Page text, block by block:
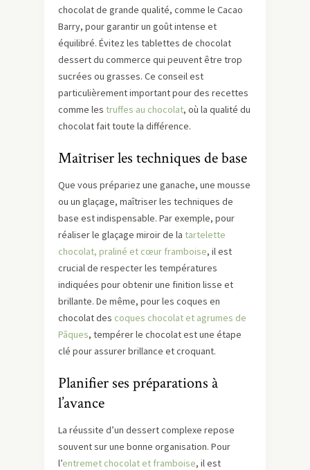
chocolat de grande qualité, comme le Cacao
Barry, pour garantir un goût intense et
équilibré. Évitez les tablettes de chocolat
dessert du commerce qui peuvent être trop
sucrées ou grasses. Ce conseil est
particulièrement important pour des recettes
comme les truffes au chocolat, où la qualité du
chocolat fait toute la différence.
Maîtriser les techniques de base
Que vous prépariez une ganache, une mousse
ou un glaçage, maîtriser les techniques de
base est indispensable. Par exemple, pour
réaliser le glaçage miroir de la tartelette
chocolat, praliné et cœur framboise, il est
crucial de respecter les températures
indiquées pour obtenir une finition lisse et
brillante. De même, pour les coques en
chocolat des coques chocolat et agrumes de
Pâques, tempérer le chocolat est une étape
clé pour assurer brillance et croquant.
Planifier ses préparations à
l’avance
La réussite d’un dessert complexe repose
souvent sur une bonne organisation. Pour
l’entremet chocolat et framboise, il est